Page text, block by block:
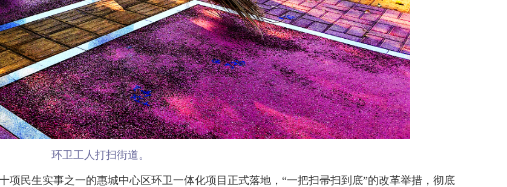
环卫工人打扫街道。
民生实事之一的惠城中心区环卫一体化项目正式落地，“一把扫帚扫到底”的改革举措，彻底